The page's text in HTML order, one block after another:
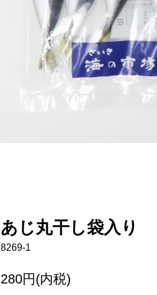
あじ丸干し袋入り
8269-1
280円(内税)